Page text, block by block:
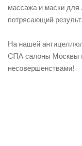
массажа и маски
потрясающий
На нашей
СПА салоны Москвы
несовершенствами!